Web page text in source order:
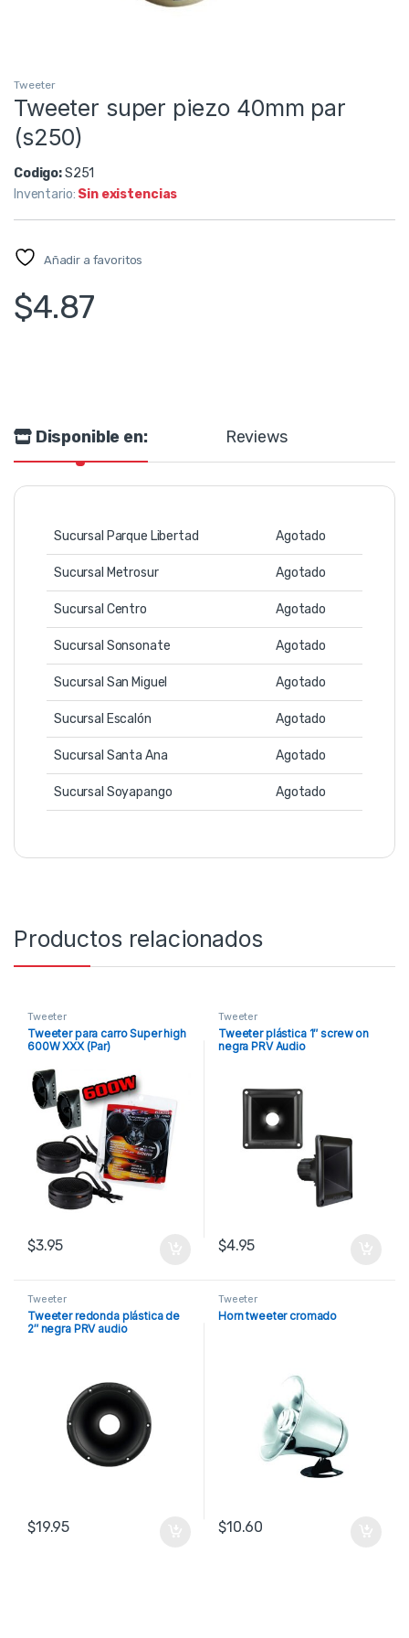
Tweeter
Tweeter super piezo 40mm par
(s250)
Codigo:S251
Inventario: Sin existencias
Añadir a favoritos
$4.87
Disponible en: Reviews
Sucursal Parque Libertad Agotado
Sucursal Metrosur Agotado
Sucursal Centro Agotado
Sucursal Sonsonate Agotado
Sucursal San Miguel Agotado
Sucursal Escalón Agotado
Sucursal Santa Ana Agotado
Sucursal Soyapango Agotado
Productos relacionados
Tweeter
Tweeter para carro Super high
600W XXX (Par)
$3.95
Tweeter
Tweeter plástica 1″ screw on
negra PRV Audio
$4.95
Tweeter
Tweeter redonda plástica de
2″ negra PRV audio
$19.95
Tweeter
Horn tweeter cromado
$10.60